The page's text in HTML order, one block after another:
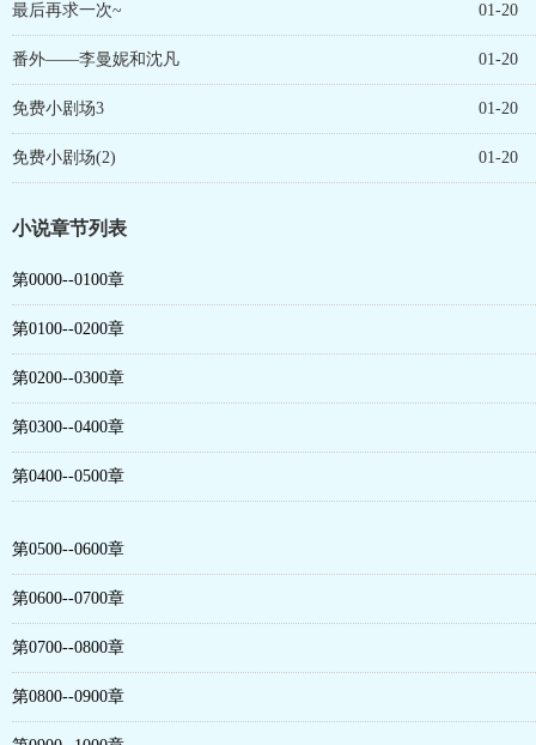
最后再求一次~ 01-20
番外——李曼妮和沈凡 01-20
免费小剧场3 01-20
免费小剧场(2) 01-20
小说章节列表
第0000--0100章
第0100--0200章
第0200--0300章
第0300--0400章
第0400--0500章
第0500--0600章
第0600--0700章
第0700--0800章
第0800--0900章